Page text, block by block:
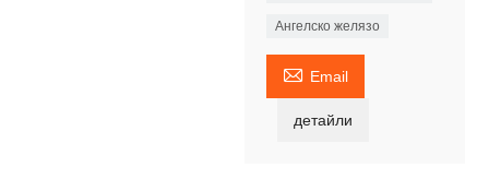
Ангелско желязо
 Email
детайли